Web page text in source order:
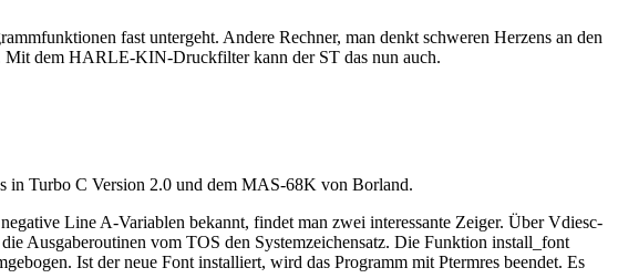
fast untergeht. Andere Rechner, man denkt schweren Herzens an den
Mit dem HARLE-KIN-Druckfilter kann der ST das nun auch.
in Turbo C Version 2.0 und dem MAS-68K von Borland.
Line A-Variablen bekannt, findet man zwei interessante Zeiger. Über Vdiesc-
Ausgaberoutinen vom TOS den Systemzeichensatz. Die Funktion install_font
Ist der neue Font installiert, wird das Programm mit Ptermres beendet. Es